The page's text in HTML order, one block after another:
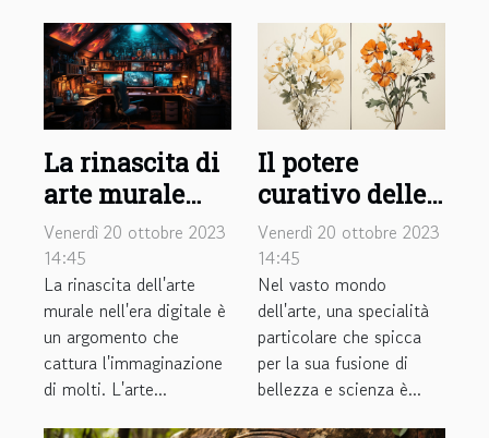
La rinascita di
arte murale
nell'era
digitale
Venerdì 20 ottobre 2023
14:45
La rinascita dell'arte
murale nell'era digitale è
un argomento che
cattura l'immaginazione
di molti. L'arte...
Il potere
curativo delle
illustrazioni
botaniche
Venerdì 20 ottobre 2023
14:45
Nel vasto mondo
dell'arte, una specialità
particolare che spicca
per la sua fusione di
bellezza e scienza è...